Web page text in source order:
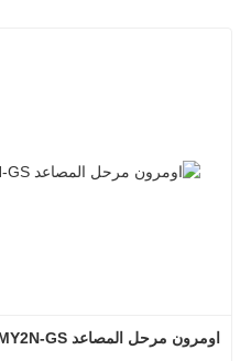
اومرون مرحل المصاعد MY2N-GS